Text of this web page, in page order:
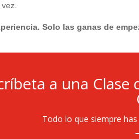
Solo las ganas de
a una
Todo lo que siempre